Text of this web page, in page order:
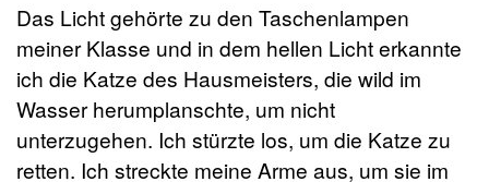
Das Licht gehörte zu den Taschenlampen
meiner Klasse und in dem hellen Licht erkannte
ich die Katze des Hausmeisters, die wild im
Wasser herumplanschte, um nicht
unterzugehen. Ich stürzte los, um die Katze zu
retten. Ich streckte meine Arme aus, um sie im